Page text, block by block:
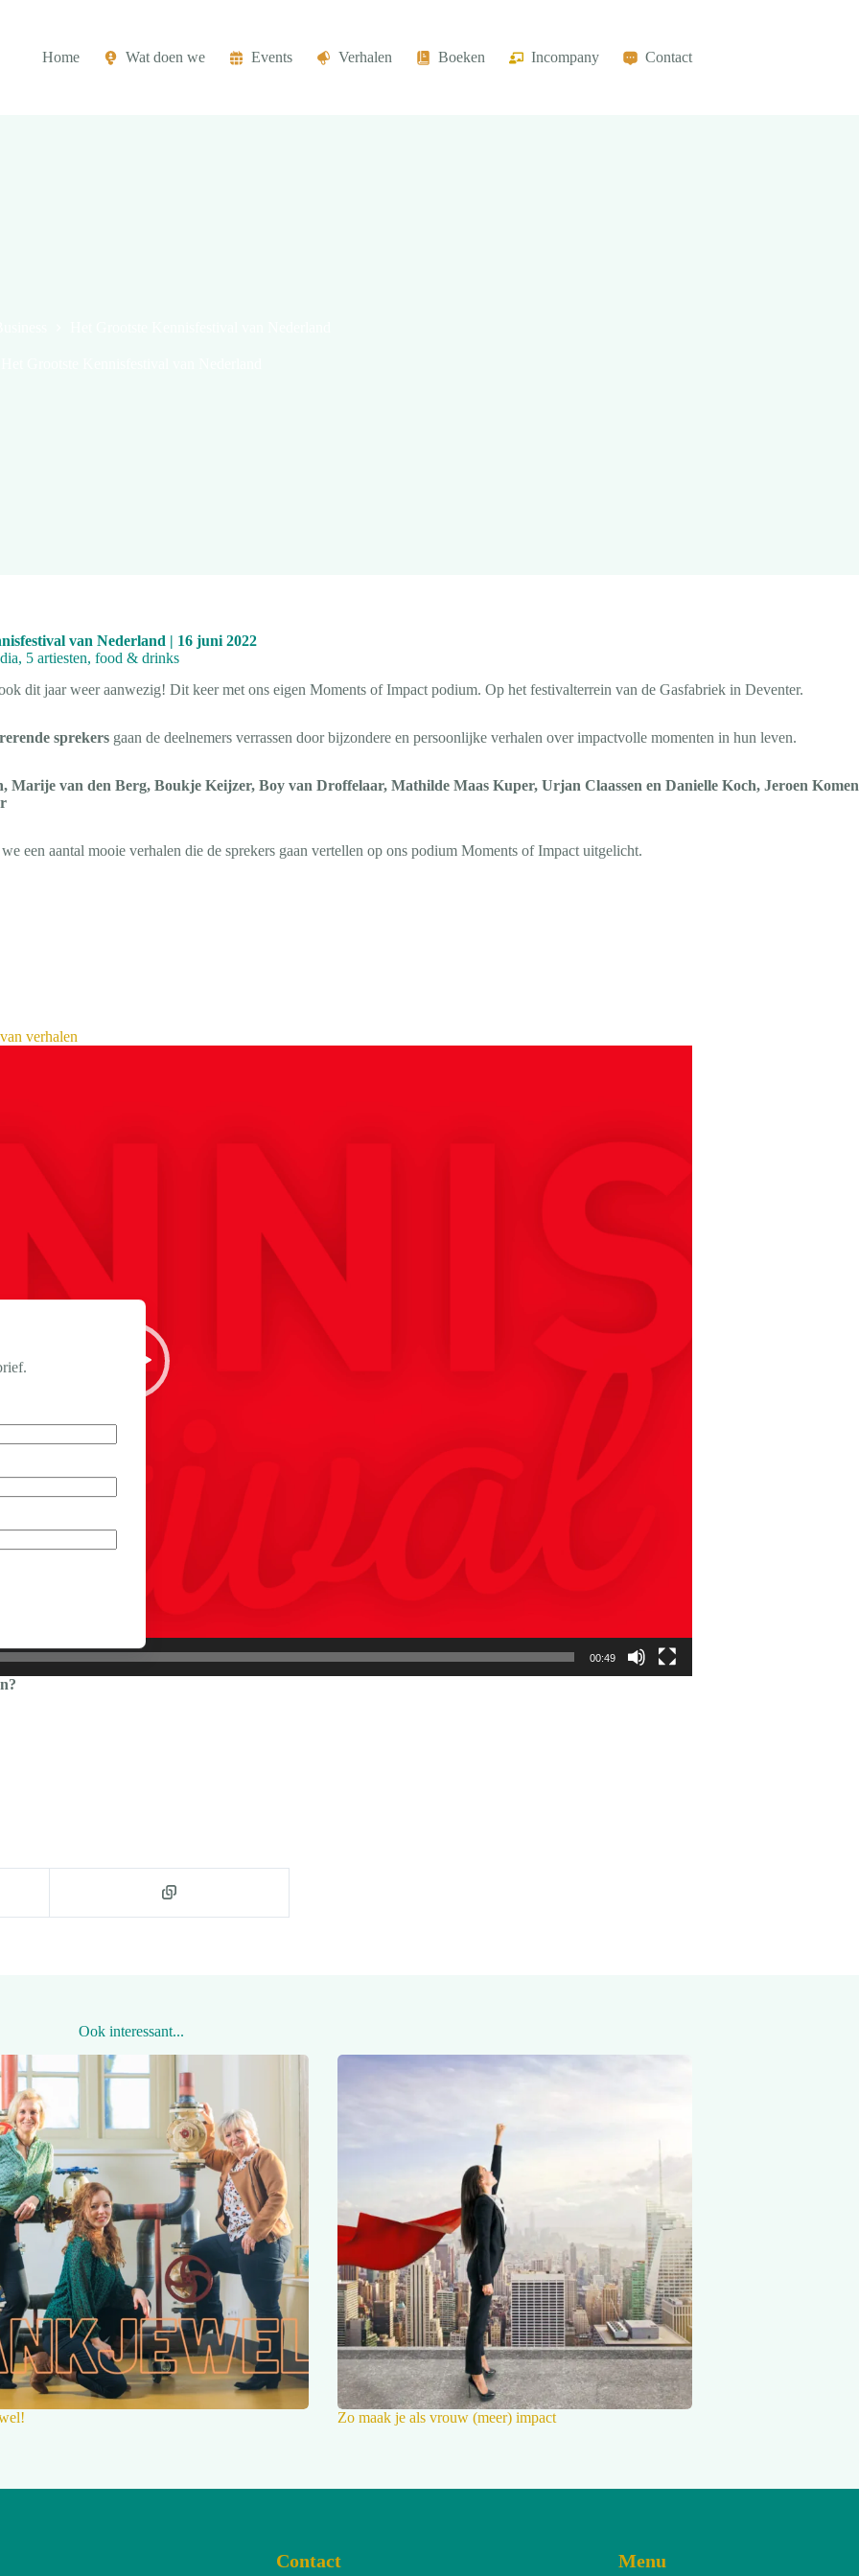
Home Wat doen we Events Verhalen Boeken Incompany Contact
van Nederland | 16 juni 2022
5 artiesten, food & drinks
dit jaar weer aanwezig! Dit keer met ons eigen Moments of Impact podium. Op het festivalterrein van de Gasfabriek in Deventer.
sprekers gaan de deelnemers verrassen door bijzondere en persoonlijke verhalen over impactvolle momenten in hun leven.
Marije van den Berg, Boukje Keijzer, Boy van Droffelaar, Mathilde Maas Kuper, Urjan Claassen en Danielle Koch, Jeroen Komen
een aantal mooie verhalen die de sprekers gaan vertellen op ons podium Moments of Impact uitgelicht.
verhalen
00:49
Ook interessant...
Zo maak je als vrouw (meer) impact
Contact Menu